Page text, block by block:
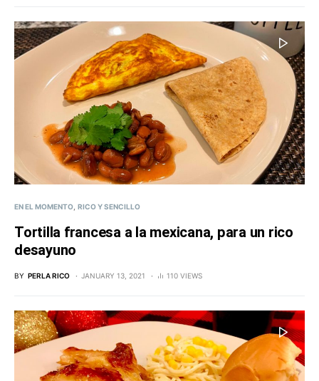
EN EL MOMENTO RICO Y SENCILLO
Tortilla francesa a la mexicana, para un rico
desayuno
BY PERLA RICO JANUARY 13, 2021 110 VIEWS